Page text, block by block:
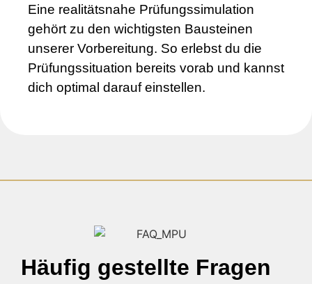
Eine realitätsnahe Prüfungssimulation
gehört zu den wichtigsten Bausteinen
unserer Vorbereitung. So erlebst du die
Prüfungssituation bereits vorab und kannst
dich optimal darauf einstellen.
Häufig gestellte Fragen